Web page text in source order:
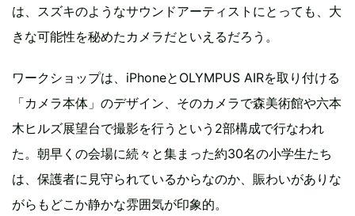
は、スズキのようなサウンドアーティストにとっても、大
きな可能性を秘めたカメラだといえるだろう。
ワークショップは、iPhoneとOLYMPUS AIRを取り付ける
「カメラ本体」のデザイン、そのカメラで森美術館や六本
木ヒルズ展望台で撮影を行うという2部構成で行なわれ
た。朝早くの会場に続々と集まった約30名の小学生たち
は、保護者に見守られているからなのか、賑わいがありな
がらもどこか静かな雰囲気が印象的。